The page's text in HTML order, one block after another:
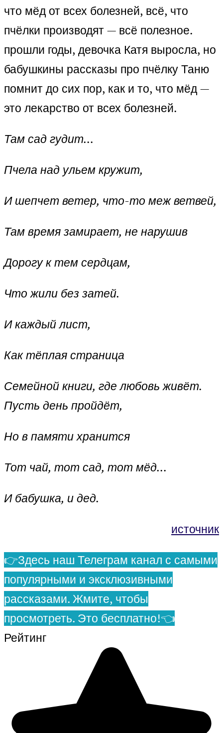
что мёд от всех болезней, всё, что
пчёлки производят — всё полезное.
прошли годы, девочка Катя выросла, но
бабушкины рассказы про пчёлку Таню
помнит до сих пор, как и то, что мёд —
это лекарство от всех болезней.
Там сад гудит…
Пчела над ульем кружит,
И шепчет ветер, что-то меж ветвей,
Там время замирает, не нарушив
Дорогу к тем сердцам,
Что жили без затей.
И каждый лист,
Как тёплая страница
Семейной книги, где любовь живёт.
Пусть день пройдёт,
Но в памяти хранится
Тот чай, тот сад, тот мёд…
И бабушка, и дед.
источник
👉Здесь наш Телеграм канал с самыми
популярными и эксклюзивными
рассказами. Жмите, чтобы
просмотреть. Это бесплатно!👈
Рейтинг